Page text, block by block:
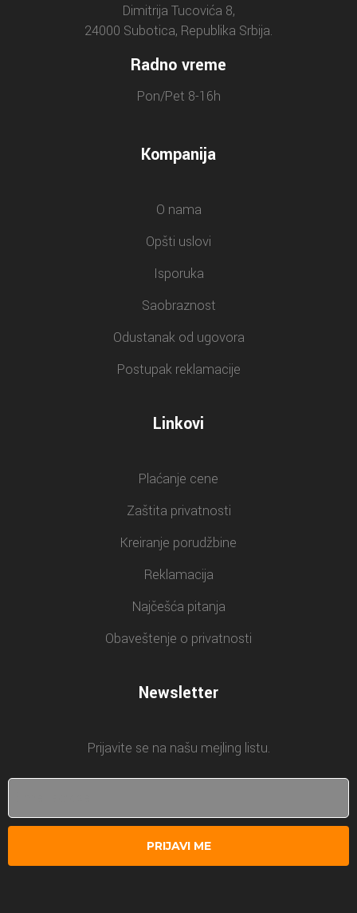
Dimitrija Tucovića 8,
24000 Subotica, Republika Srbija.
Radno vreme
Pon/Pet 8-16h
Kompanija
O nama
Opšti uslovi
Isporuka
Saobraznost
Odustanak od ugovora
Postupak reklamacije
Linkovi
Plaćanje cene
Zaštita privatnosti
Kreiranje porudžbine
Reklamacija
Najčešća pitanja
Obaveštenje o privatnosti
Newsletter
Prijavite se na našu mejling listu.
PRIJAVI ME